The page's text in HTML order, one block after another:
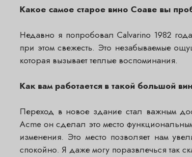
Какое самое старое вино Соаве вы
Недавно я попробовал Calvarino 1982
при этом свежесть. Это незабываемые
которая вызывает теплые воспоминания.
Как вам работается в такой большой
Переход в новое здание стал важным
Acme он сделал это место
изменения. Это место позволяет нам
спокойно. Я даже могу поразвлечься так